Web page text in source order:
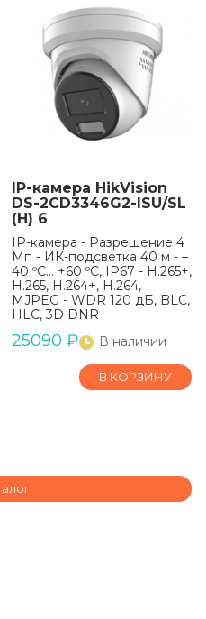
IP-камера HikVision
DS-2CD3346G2-ISU/SL
(H) 6
IP-камера - Разрешение 4
Мп - ИК-подсветка 40 м - –
40 ºC… +60 ºC, IP67 - H.265+,
H.265, H.264+, H.264,
MJPEG - WDR 120 дБ, BLC,
HLC, 3D DNR
25090 ₽ В наличии
В КОРЗИНУ